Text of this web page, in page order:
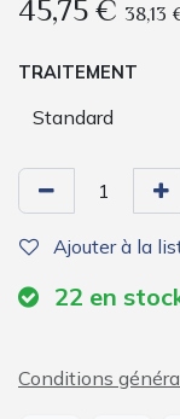
45,75€ 38,13
TRAITEMENT
Ajouter à la
22 en
Conditions